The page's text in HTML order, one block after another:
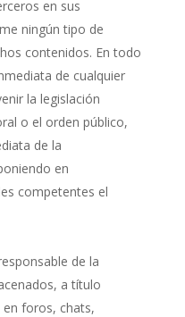
en sus
ningún tipo de
contenidos. En todo
de cualquier
la legislación
o el orden público,
de la
en
competentes el
de la
a título
foros, chats,